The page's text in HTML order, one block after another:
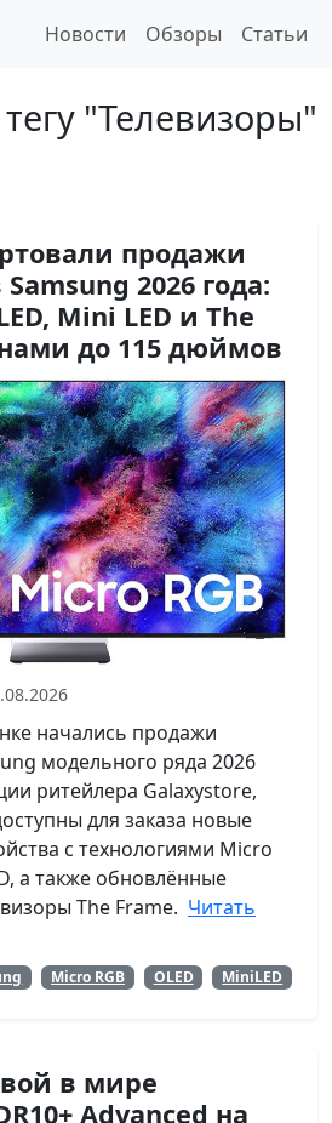
Новости Обзоры Статьи
"Телевизоры"
продажи
2026 года:
Mini LED и The
до 115 дюймов
начались продажи
модельного ряда 2026
ритейлера Galaxystore,
для заказа новые
с технологиями Micro
а также обновлённые
The Frame. Читать
Micro RGB OLED MiniLED
в мире
Advanced на